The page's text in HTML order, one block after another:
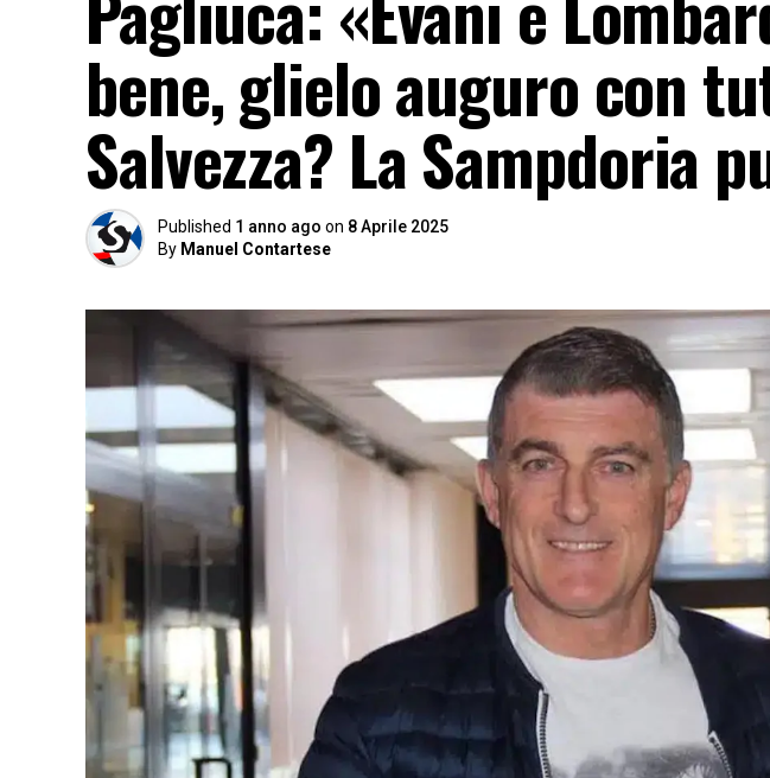
bene, glielo auguro con
Salvezza? La Sampdoria
Published 1 anno ago on 8 Aprile 2025
By Manuel Contartese